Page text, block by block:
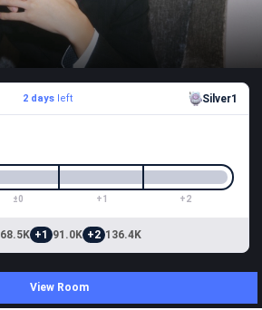
2 days left Silver1
±0 +1 +2
68.5K +1 91.0K +2 136.4K
View Room